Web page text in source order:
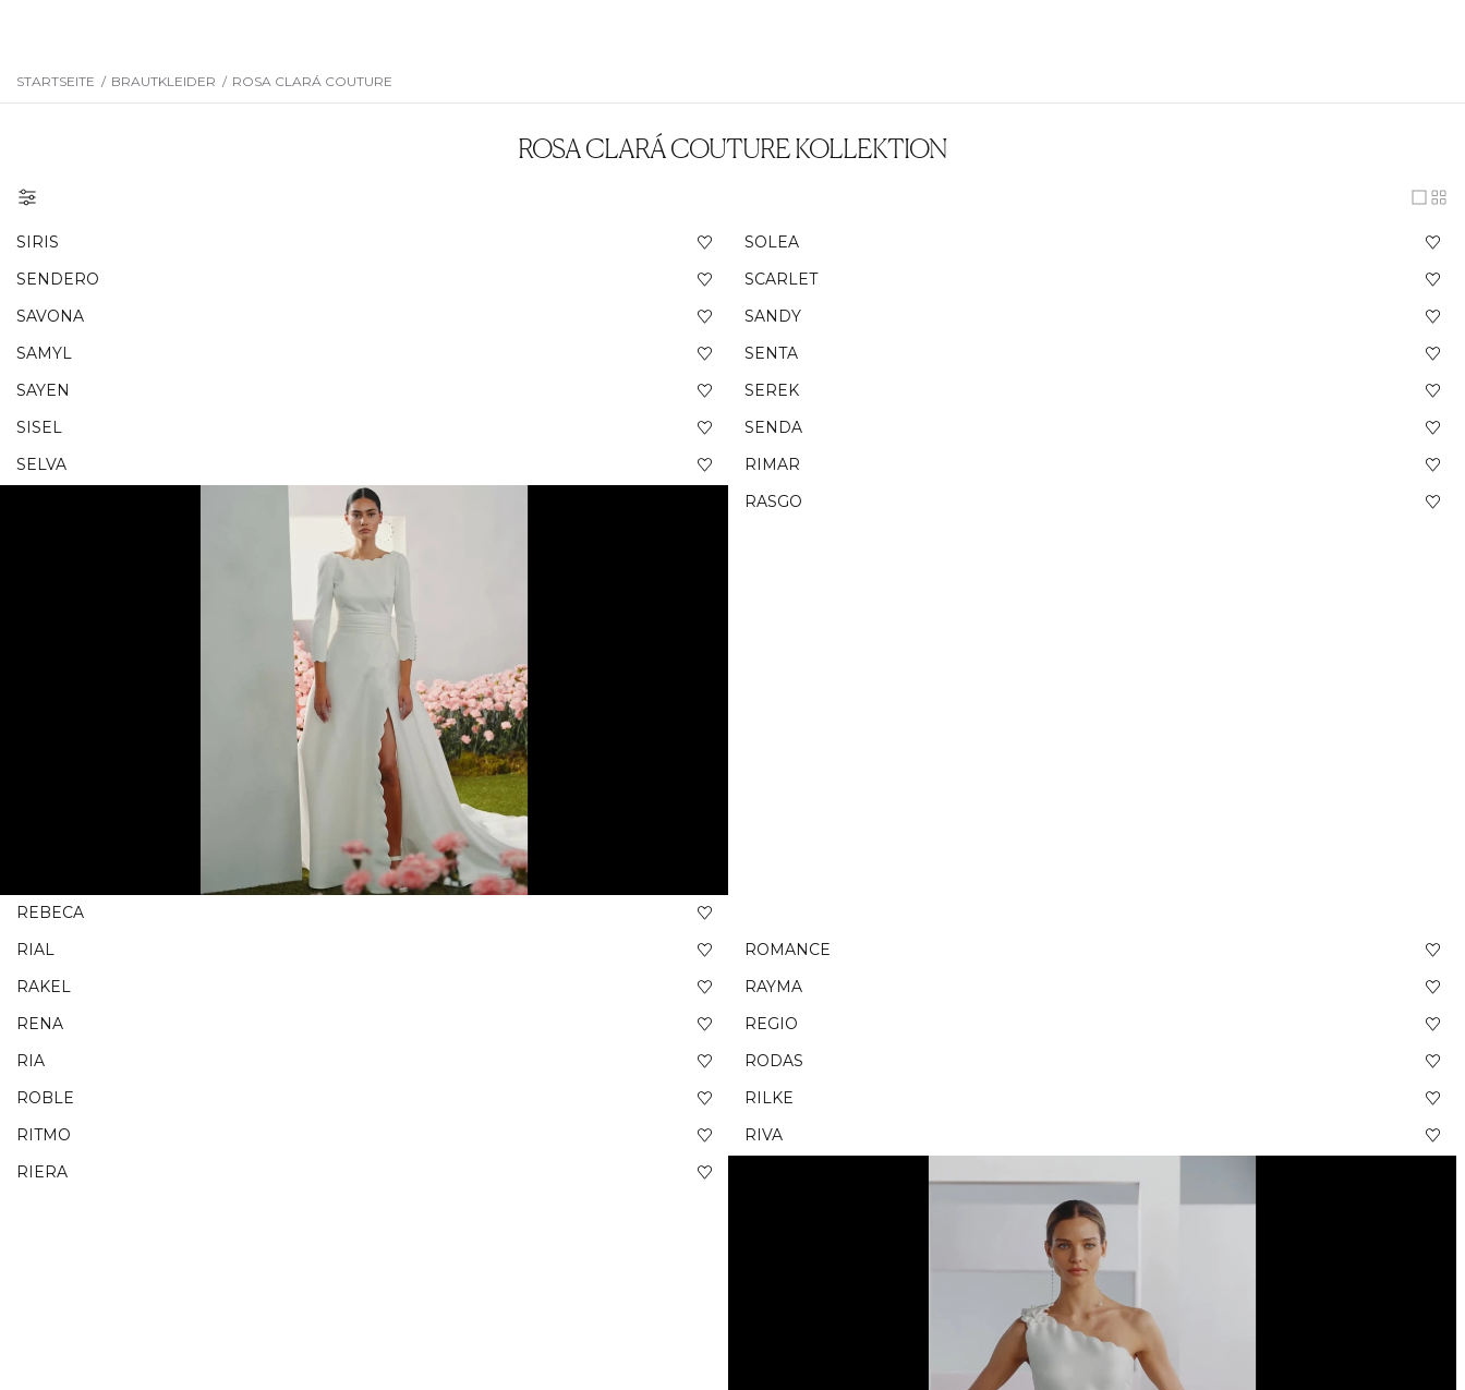
STARTSEITE / BRAUTKLEIDER / ROSA CLARÁ COUTURE
ROSA CLARÁ COUTURE KOLLEKTION
SIRIS
SOLEA
SENDERO
SCARLET
SAVONA
SANDY
SAMYL
SENTA
SAYEN
SEREK
SISEL
SENDA
SELVA
RIMAR
REBECA
RASGO
RIAL
ROMANCE
RAKEL
RAYMA
RENA
REGIO
RIA
RODAS
ROBLE
RILKE
RITMO
RIVA
RIERA